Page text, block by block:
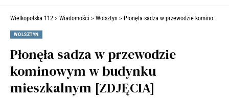
Wielkopolska 112 > Wiadomości > Wolsztyn > Płonęła sadza w przewodzie kominowym w budynku mieszkalnym [ZDJĘCIA]
WOLSZTYN
Płonęła sadza w przewodzie
kominowym w budynku
mieszkalnym [ZDJĘCIA]